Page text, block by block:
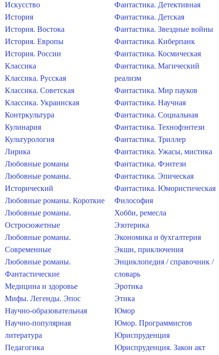
Искусство
История
История. Востока
История. Европы
История. России
Классика
Классика. Русская
Классика. Советская
Классика. Украинская
Контркультура
Кулинария
Культурология
Лирика
Любовные романы
Любовные романы.
Исторический
Любовные романы. Короткие
Любовные романы.
Остросюжетные
Любовные романы.
Современные
Любовные романы.
Фантастические
Медицина и здоровье
Мифы. Легенды. Эпос
Научно-образовательная
Научно-популярная
литература
Педагогика
Фантастика. Детективная
Фантастика. Детская
Фантастика. Звездные войны
Фантастика. Киберпанк
Фантастика. Космическая
Фантастика. Магический
реализм
Фантастика. Мир пауков
Фантастика. Научная
Фантастика. Социальная
Фантастика. Технофэнтези
Фантастика. Триллер
Фантастика. Ужасы, мистика
Фантастика. Фэнтези
Фантастика. Эпическая
Фантастика. Юмористическая
Философия
Хобби, ремесла
Эзотерика
Экономика и бухгалтерия
Экшн, приключения
Энциклопедия / справочник /
словарь
Эротика
Этика
Юмор
Юмор. Программистов
Юриспруденция
Юриспруденция. Закон акт